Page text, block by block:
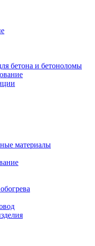
бетона и бетоноломы
материалы